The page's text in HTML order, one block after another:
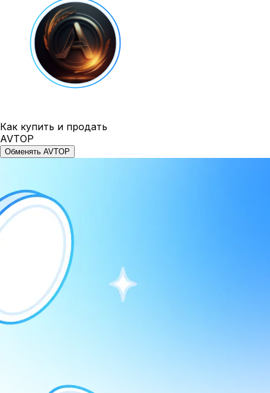
Как купить и продать
AVTOP
Обменять AVTOP